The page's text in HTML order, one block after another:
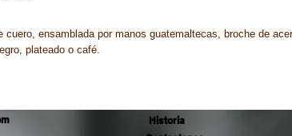
cuero, ensamblada por manos guatemaltecas, broche de
plateado o café.
Historia